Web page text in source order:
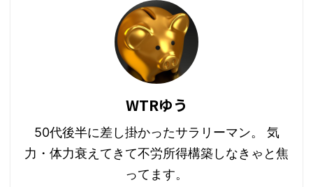
WTRゆう
50代後半に差し掛かったサラリーマン。 気
力・体力衰えてきて不労所得構築しなきゃと焦
ってます。